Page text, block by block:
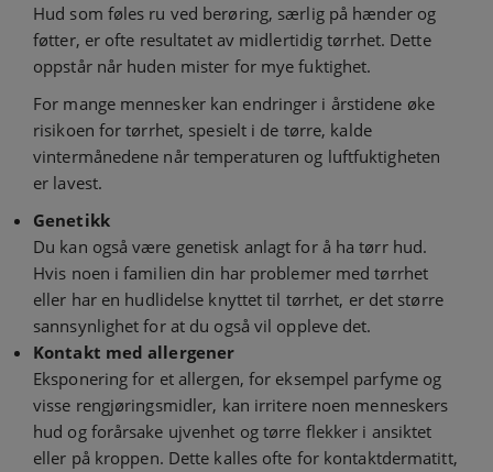
Hud som føles ru ved berøring, særlig på hænder og
føtter, er ofte resultatet av midlertidig tørrhet. Dette
oppstår når huden mister for mye fuktighet.
For mange mennesker kan endringer i årstidene øke
risikoen for tørrhet, spesielt i de tørre, kalde
vintermånedene når temperaturen og luftfuktigheten
er lavest.
Genetikk
Du kan også være genetisk anlagt for å ha tørr hud.
Hvis noen i familien din har problemer med tørrhet
eller har en hudlidelse knyttet til tørrhet, er det større
sannsynlighet for at du også vil oppleve det.
Kontakt med allergener
Eksponering for et allergen, for eksempel parfyme og
visse rengjøringsmidler, kan irritere noen menneskers
hud og forårsake ujvenhet og tørre flekker i ansiktet
eller på kroppen. Dette kalles ofte for kontaktdermatitt,